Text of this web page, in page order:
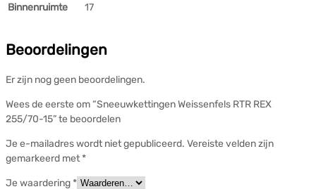
Binnenruimte 17
Beoordelingen
Er zijn nog geen beoordelingen.
Wees de eerste om “Sneeuwkettingen Weissenfels RTR REX
255/70-15” te beoordelen
Je e-mailadres wordt niet gepubliceerd. Vereiste velden zijn
gemarkeerd met *
Je waardering *